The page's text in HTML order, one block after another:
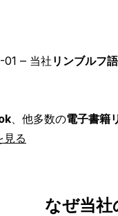
01 ‒ 当社 リンブルフ
、他多数の電子書籍
見る
なぜ当社